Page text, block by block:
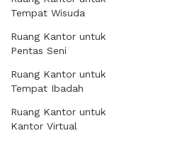
Tempat Wisuda
Ruang Kantor untuk
Pentas Seni
Ruang Kantor untuk
Tempat Ibadah
Ruang Kantor untuk
Kantor Virtual